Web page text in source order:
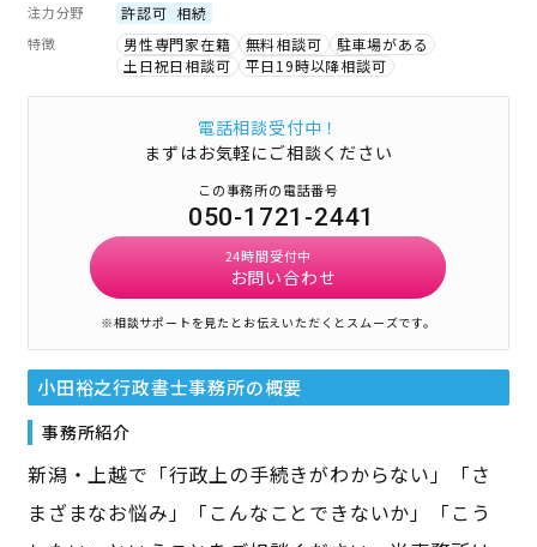
注力分野 許認可 相続
特徴 男性専門家在籍 無料相談可
駐車場がある
土日祝日相談可
平日19時以降相談可
電話相談受付中！
まずはお気軽にご相談ください
この事務所の電話番号
050-1721-2441
24時間受付中
お問い合わせ
※相談サポートを見たとお伝えいただくとスムーズです。
小田裕之行政書士事務所の概要
事務所紹介
新潟・上越で「行政上の手続きがわからない」「さ
まざまなお悩み」「こんなことできないか」「こう